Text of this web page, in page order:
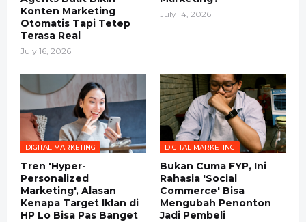
Konten Marketing
Otomatis Tapi Tetep
Terasa Real
July 16, 2026
July 14, 2026
DIGITAL MARKETING
Tren 'Hyper-
Personalized
Marketing', Alasan
Kenapa Target Iklan di
HP Lo Bisa Pas Banget
DIGITAL MARKETING
Bukan Cuma FYP, Ini
Rahasia 'Social
Commerce' Bisa
Mengubah Penonton
Jadi Pembeli